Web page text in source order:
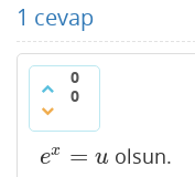
1 cevap
0
0
ex = u
ex =u olsun.